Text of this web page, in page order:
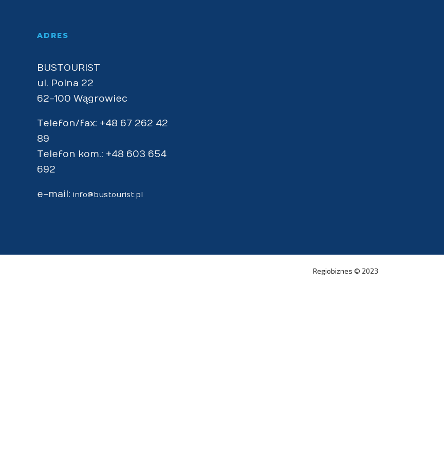
ADRES
BUSTOURIST
ul. Polna 22
62-100 Wągrowiec
Telefon/fax: +48 67 262 42
89
Telefon kom.: +48 603 654
692
e-mail: info@bustourist.pl
Regiobiznes © 2023